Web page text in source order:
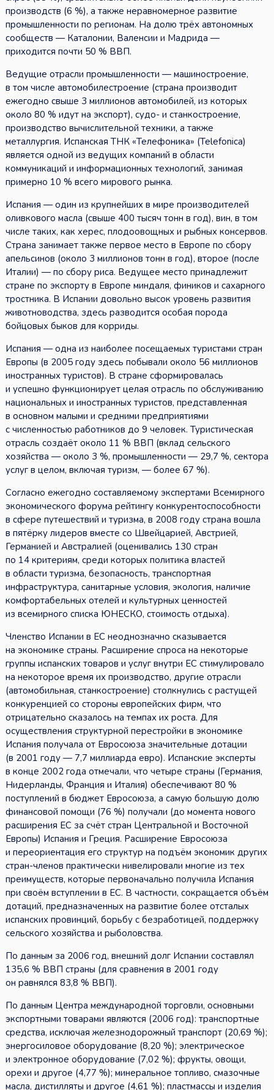
производств (6 %), а также неравномерное развитие
промышленности по регионам. На долю трёх автономных
сообществ — Каталонии, Валенсии и Мадрида —
приходится почти 50 % ВВП.
Ведущие отрасли промышленности — машиностроение,
в том числе автомобилестроение (страна производит
ежегодно свыше 3 миллионов автомобилей, из которых
около 80 % идут на экспорт), судо- и станкостроение,
производство вычислительной техники, а также
металлургия. Испанская ТНК «Телефоника» (Telefonica)
является одной из ведущих компаний в области
коммуникаций и информационных технологий, занимая
примерно 10 % всего мирового рынка.
Испания — один из крупнейших в мире производителей
оливкового масла (свыше 400 тысяч тонн в год), вин, в том
числе таких, как херес, плодоовощных и рыбных консервов.
Страна занимает также первое место в Европе по сбору
апельсинов (около 3 миллионов тонн в год), второе (после
Италии) — по сбору риса. Ведущее место принадлежит
стране по экспорту в Европе миндаля, фиников и сахарного
тростника. В Испании довольно высок уровень развития
животноводства, здесь разводится особая порода
бойцовых быков для корриды.
Испания — одна из наиболее посещаемых туристами стран
Европы (в 2005 году здесь побывали около 56 миллионов
иностранных туристов). В стране сформировалась
и успешно функционирует целая отрасль по обслуживанию
национальных и иностранных туристов, представленная
в основном малыми и средними предприятиями
с численностью работников до 9 человек. Туристическая
отрасль создаёт около 11 % ВВП (вклад сельского
хозяйства — около 3 %, промышленности — 29,7 %, сектора
услуг в целом, включая туризм, — более 67 %).
Согласно ежегодно составляемому экспертами Всемирного
экономического форума рейтингу конкурентоспособности
в сфере путешествий и туризма, в 2008 году страна вошла
в пятёрку лидеров вместе со Швейцарией, Австрией,
Германией и Австралией (оценивались 130 стран
по 14 критериям, среди которых политика властей
в области туризма, безопасность, транспортная
инфраструктура, санитарные условия, экология, наличие
комфортабельных отелей и культурных ценностей
из всемирного списка ЮНЕСКО, стоимость отдыха).
Членство Испании в ЕС неоднозначно сказывается
на экономике страны. Расширение спроса на некоторые
группы испанских товаров и услуг внутри ЕС стимулировало
на некоторое время их производство, другие отрасли
(автомобильная, станкостроение) столкнулись с растущей
конкуренцией со стороны европейских фирм, что
отрицательно сказалось на темпах их роста. Для
осуществления структурной перестройки в экономике
Испания получала от Евросоюза значительные дотации
(в 2001 году — 7,7 миллиарда евро). Испанские эксперты
в конце 2002 года отмечали, что четыре страны (Германия,
Нидерланды, Франция и Италия) обеспечивают 80 %
поступлений в бюджет Евросоюза, а самую большую долю
финансовой помощи (76 %) получали (до момента нового
расширения ЕС за счёт стран Центральной и Восточной
Европы) Испания и Греция. Расширение Евросоюза
и переориентация его структур на подъём экономик других
стран-членов практически нивелировали многие из тех
преимуществ, которые первоначально получила Испания
при своём вступлении в ЕС. В частности, сокращается объём
дотаций, предназначенных на развитие более отсталых
испанских провинций, борьбу с безработицей, поддержку
сельского хозяйства и рыболовства.
По данным за 2006 год, внешний долг Испании составлял
135,6 % ВВП страны (для сравнения в 2001 году
он равнялся 83,8 % ВВП).
По данным Центра международной торговли, основными
экспортными товарами являются (2006 год): транспортные
средства, исключая железнодорожный транспорт (20,69 %);
энергосиловое оборудование (8,20 %); электрическое
и электронное оборудование (7,02 %); фрукты, овощи,
орехи и другое (4,77 %); минеральное топливо, смазочные
масла, дистилляты и другое (4,61 %); пластмассы и изделия